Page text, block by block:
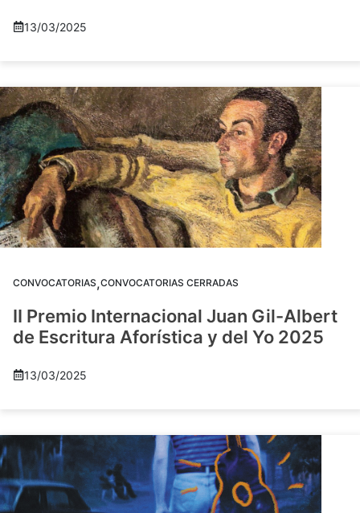
13/03/2025
CONVOCATORIAS,CONVOCATORIAS CERRADAS
II Premio Internacional Juan Gil-Albert
de Escritura Aforística y del Yo 2025
13/03/2025